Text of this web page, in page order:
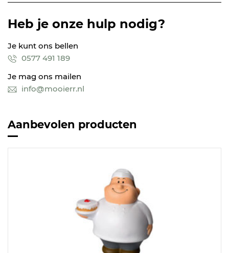
Heb je onze hulp nodig?
Je kunt ons bellen
0577 491 189
Je mag ons mailen
info@mooierr.nl
Aanbevolen producten